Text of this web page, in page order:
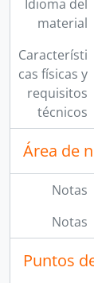
Idioma del
material
Característi
cas físicas y
requisitos
técnicos
Área de
Notas
Notas
Puntos